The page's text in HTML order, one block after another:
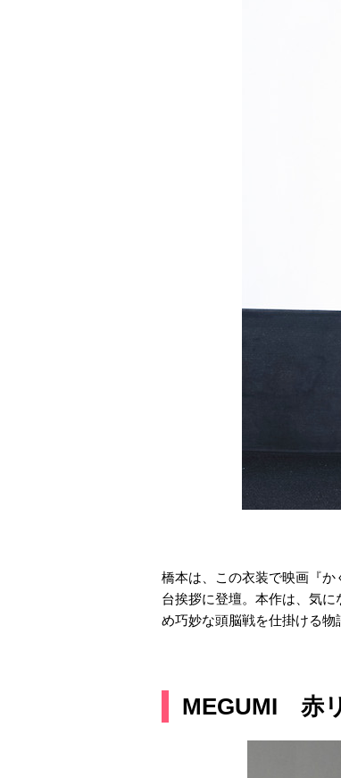
橋本は、この衣装で映画『
台挨拶に登壇。本作は、気
め巧妙な頭脳戦を仕掛ける物
MEGUMI 赤